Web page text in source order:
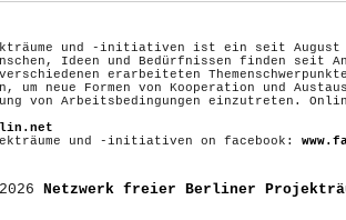
und -initiativen ist ein seit August
Ideen und Bedürfnissen finden seit
erarbeiteten
neue Formen von Kooperation und
von Arbeitsbedingungen einzutreten.
und -initiativen on facebook:
Netzwerk freier Berliner